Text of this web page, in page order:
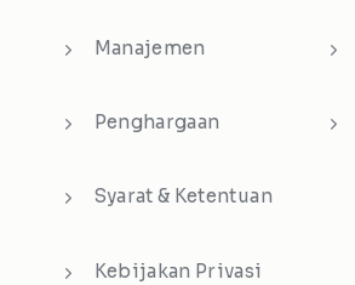
Manajemen
Penghargaan
Syarat & Ketentuan
Kebijakan Privasi